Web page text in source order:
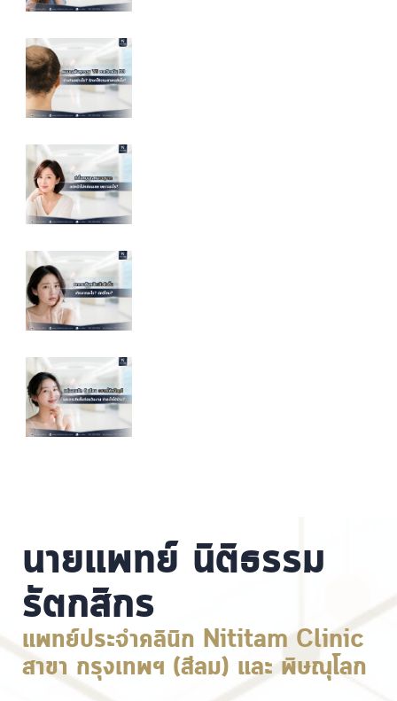
นายแพทย์ นิติธรรม
รัตกสิกร
แพทย์ประจำคลินิก Nititam Clinic
สาขา กรุงเทพฯ (สีลม) และ พิษณุโลก